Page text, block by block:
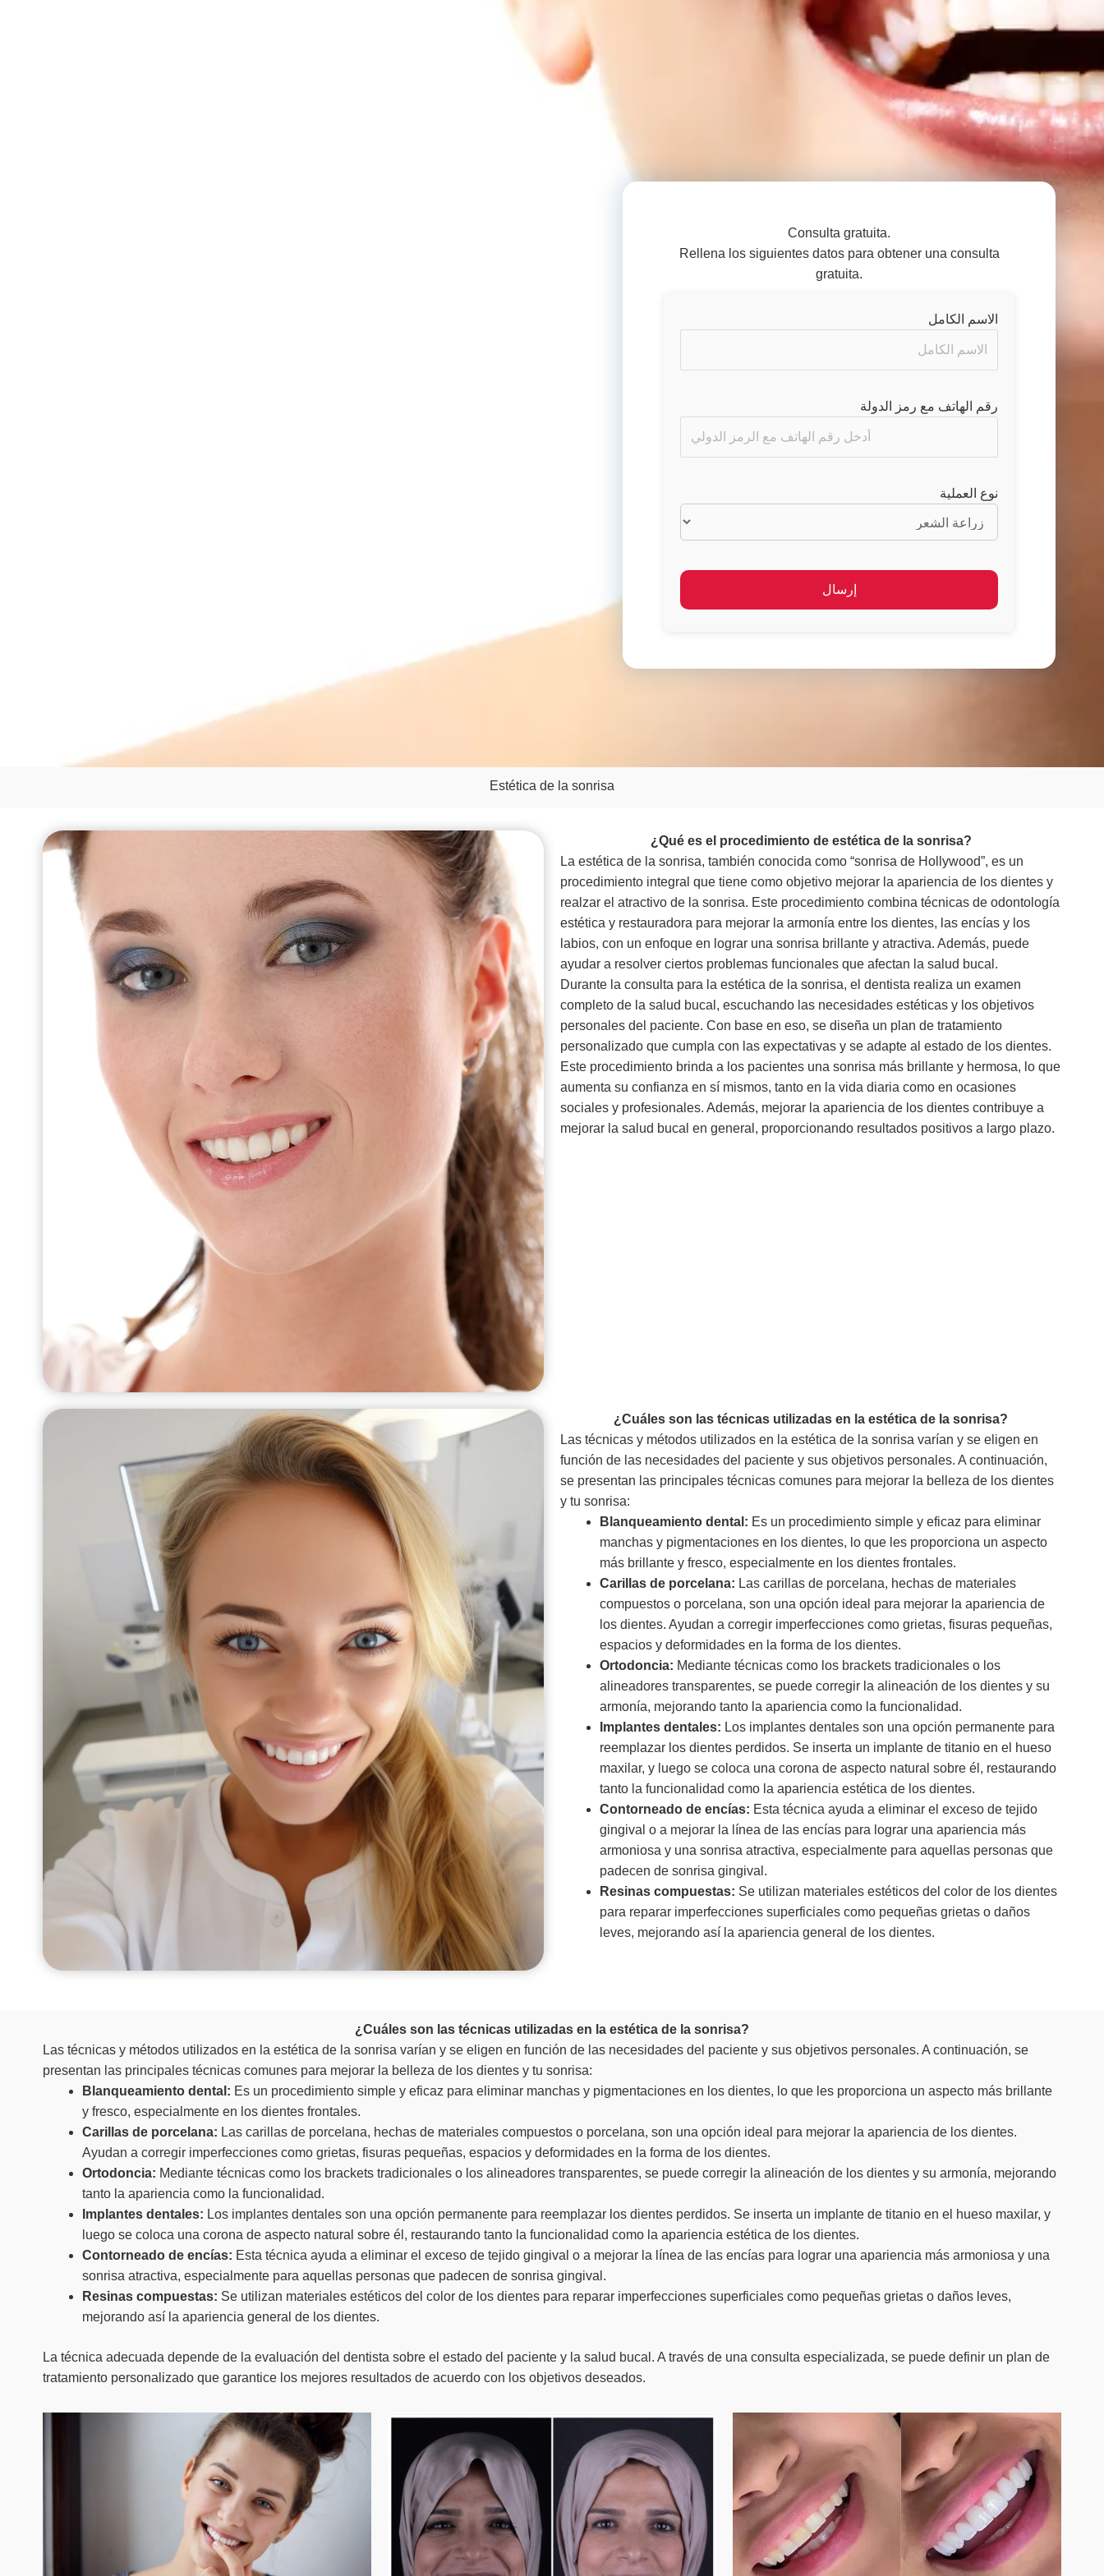
Consulta gratuita.
Rellena los siguientes datos para obtener una consulta
gratuita.
الاسم الكامل
رقم الهاتف مع رمز الدولة
نوع العملية
Estética de la sonrisa
¿Qué es el procedimiento de estética de la sonrisa?
La estética de la sonrisa, también conocida como “sonrisa de Hollywood”, es un
procedimiento integral que tiene como objetivo mejorar la apariencia de los dientes y
realzar el atractivo de la sonrisa. Este procedimiento combina técnicas de odontología
estética y restauradora para mejorar la armonía entre los dientes, las encías y los
labios, con un enfoque en lograr una sonrisa brillante y atractiva. Además, puede
ayudar a resolver ciertos problemas funcionales que afectan la salud bucal.
Durante la consulta para la estética de la sonrisa, el dentista realiza un examen
completo de la salud bucal, escuchando las necesidades estéticas y los objetivos
personales del paciente. Con base en eso, se diseña un plan de tratamiento
personalizado que cumpla con las expectativas y se adapte al estado de los dientes.
Este procedimiento brinda a los pacientes una sonrisa más brillante y hermosa, lo que
aumenta su confianza en sí mismos, tanto en la vida diaria como en ocasiones
sociales y profesionales. Además, mejorar la apariencia de los dientes contribuye a
mejorar la salud bucal en general, proporcionando resultados positivos a largo plazo.
¿Cuáles son las técnicas utilizadas en la estética de la sonrisa?
Las técnicas y métodos utilizados en la estética de la sonrisa varían y se eligen en
función de las necesidades del paciente y sus objetivos personales. A continuación,
se presentan las principales técnicas comunes para mejorar la belleza de los dientes
y tu sonrisa:
Blanqueamiento dental: Es un procedimiento simple y eficaz para eliminar
manchas y pigmentaciones en los dientes, lo que les proporciona un aspecto
más brillante y fresco, especialmente en los dientes frontales.
Carillas de porcelana: Las carillas de porcelana, hechas de materiales
compuestos o porcelana, son una opción ideal para mejorar la apariencia de
los dientes. Ayudan a corregir imperfecciones como grietas, fisuras pequeñas,
espacios y deformidades en la forma de los dientes.
Ortodoncia: Mediante técnicas como los brackets tradicionales o los
alineadores transparentes, se puede corregir la alineación de los dientes y su
armonía, mejorando tanto la apariencia como la funcionalidad.
Implantes dentales: Los implantes dentales son una opción permanente para
reemplazar los dientes perdidos. Se inserta un implante de titanio en el hueso
maxilar, y luego se coloca una corona de aspecto natural sobre él, restaurando
tanto la funcionalidad como la apariencia estética de los dientes.
Contorneado de encías: Esta técnica ayuda a eliminar el exceso de tejido
gingival o a mejorar la línea de las encías para lograr una apariencia más
armoniosa y una sonrisa atractiva, especialmente para aquellas personas que
padecen de sonrisa gingival.
Resinas compuestas: Se utilizan materiales estéticos del color de los dientes
para reparar imperfecciones superficiales como pequeñas grietas o daños
leves, mejorando así la apariencia general de los dientes.
¿Cuáles son las técnicas utilizadas en la estética de la sonrisa?
Las técnicas y métodos utilizados en la estética de la sonrisa varían y se eligen en función de las necesidades del paciente y sus objetivos personales. A continuación, se
presentan las principales técnicas comunes para mejorar la belleza de los dientes y tu sonrisa:
Blanqueamiento dental: Es un procedimiento simple y eficaz para eliminar manchas y pigmentaciones en los dientes, lo que les proporciona un aspecto más brillante
y fresco, especialmente en los dientes frontales.
Carillas de porcelana: Las carillas de porcelana, hechas de materiales compuestos o porcelana, son una opción ideal para mejorar la apariencia de los dientes.
Ayudan a corregir imperfecciones como grietas, fisuras pequeñas, espacios y deformidades en la forma de los dientes.
Ortodoncia: Mediante técnicas como los brackets tradicionales o los alineadores transparentes, se puede corregir la alineación de los dientes y su armonía, mejorando
tanto la apariencia como la funcionalidad.
Implantes dentales: Los implantes dentales son una opción permanente para reemplazar los dientes perdidos. Se inserta un implante de titanio en el hueso maxilar, y
luego se coloca una corona de aspecto natural sobre él, restaurando tanto la funcionalidad como la apariencia estética de los dientes.
Contorneado de encías: Esta técnica ayuda a eliminar el exceso de tejido gingival o a mejorar la línea de las encías para lograr una apariencia más armoniosa y una
sonrisa atractiva, especialmente para aquellas personas que padecen de sonrisa gingival.
Resinas compuestas: Se utilizan materiales estéticos del color de los dientes para reparar imperfecciones superficiales como pequeñas grietas o daños leves,
mejorando así la apariencia general de los dientes.
La técnica adecuada depende de la evaluación del dentista sobre el estado del paciente y la salud bucal. A través de una consulta especializada, se puede definir un plan de
tratamiento personalizado que garantice los mejores resultados de acuerdo con los objetivos deseados.